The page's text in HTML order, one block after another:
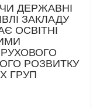
ДЕРЖАВНІ
ЗАКЛАДУ
ОСВІТНІ
РОЗВИТКУ
ГРУП